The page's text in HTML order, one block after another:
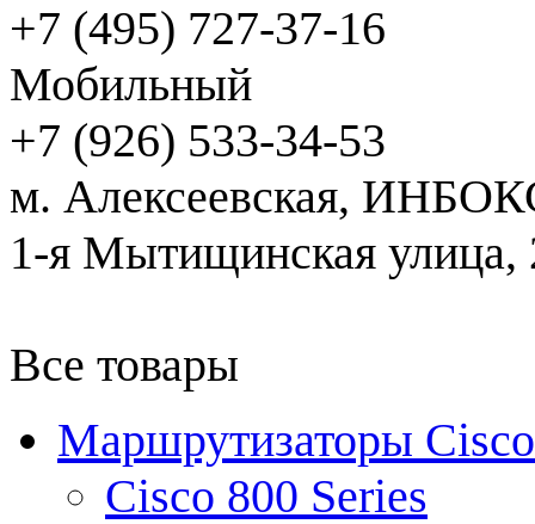
+7 (495) 727-37-16
Мобильный
+7 (926) 533-34-53
м. Алексеевская,
1-я Мытищинская улица,
Все товары
Маршрутизаторы Cisco
Cisco 800 Series